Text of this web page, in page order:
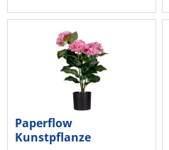
Paperflow
Kunstpflanze